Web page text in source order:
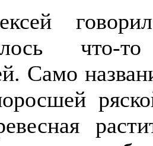
Само